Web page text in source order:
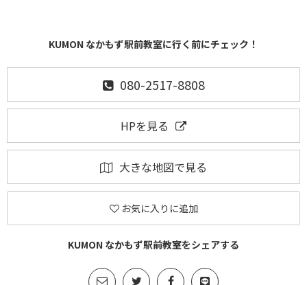
KUMON なかもず駅前教室に行く前にチェック！
080-2517-8808
HPを見る
大きな地図で見る
お気に入りに追加
KUMON なかもず駅前教室をシェアする